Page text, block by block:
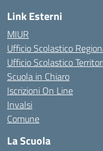
Link Esterni
MIUR
Ufficio Scolastico
Ufficio Scolastico
Scuola in Chiaro
Iscrizioni On Line
Invalsi
Comune
La Scuola